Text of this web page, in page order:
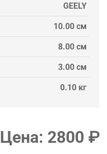
GEELY
10.00 см
8.00 см
3.00 см
0.10 кг
Цена: 2800 ₽